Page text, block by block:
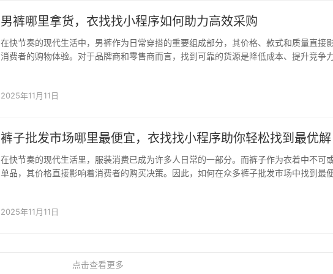
男裤哪里拿货，衣找找小程序如何助力高效采购
在快节奏的现代生活中，男裤作为日常穿搭的重要组成部分，其价格、款式和质量直接
消费者的购物体验。对于品牌商和零售商而言，找到可靠的货源是降低成本、提升竞争
2025年11月11日
裤子批发市场哪里最便宜，衣找找小程序助你轻松找到最优解
在快节奏的现代生活里，服装消费已成为许多人日常的一部分。而裤子作为衣着中不可
单品，其价格直接影响着消费者的购买决策。因此，如何在众多裤子批发市场中找到最
2025年11月11日
点击查看更多